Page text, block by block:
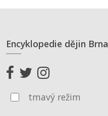
Encyklopedie dějin Brna
tmavý režim